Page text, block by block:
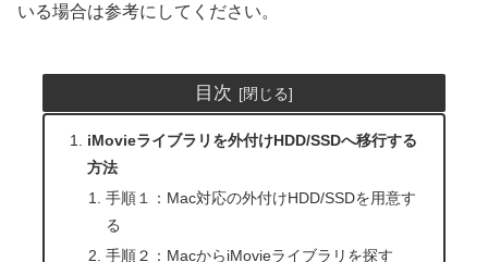
いる場合は参考にしてください。
目次
iMovieライブラリを外付けHDD/SSDへ移行する
方法
手順１：Mac対応の外付けHDD/SSDを用意す
る
手順２：MacからiMovieライブラリを探す